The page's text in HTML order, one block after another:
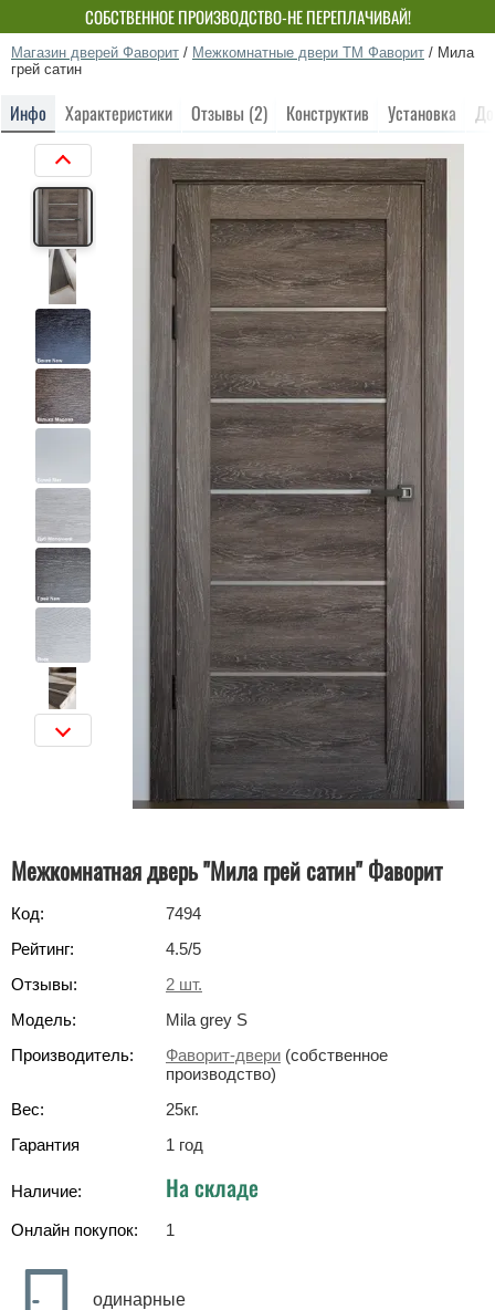
СОБСТВЕННОЕ ПРОИЗВОДСТВО-НЕ ПЕРЕПЛАЧИВАЙ!
Магазин дверей Фаворит / Межкомнатные двери ТМ Фаворит / Мила
грей сатин
Инфо Характеристики Отзывы (2) Конструктив Установка
Межкомнатная дверь "Мила грей сатин" Фаворит
Код:
7494
Рейтинг:
4.5/5
Отзывы:
2 шт.
Модель:
Mila grey S
Производитель:
Фаворит-двери (собственное
производство)
Вес:
25кг.
Гарантия
1 год
Наличие: На складе
Онлайн покупок: 1
одинарные